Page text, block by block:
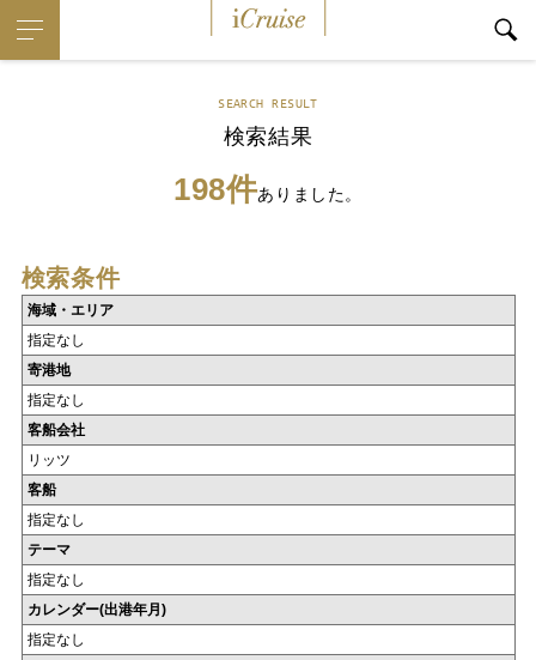
SEARCH RESULT
検索結果
198件ありました。
検索条件
海域・エリア
指定なし
寄港地
指定なし
客船会社
リッツ
客船
指定なし
テーマ
指定なし
カレンダー(出港年月)
指定なし